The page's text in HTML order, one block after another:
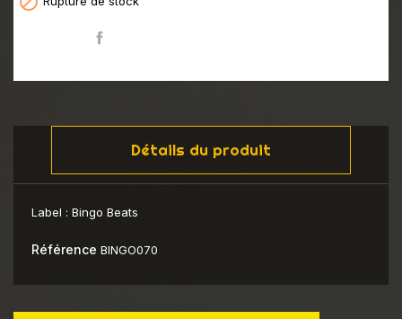
Détails du produit
Label : Bingo Beats
Référence BINGO070